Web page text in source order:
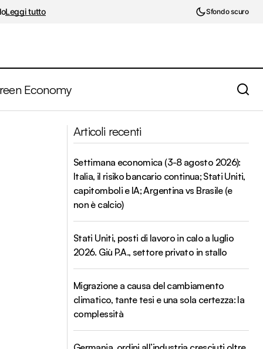
Leggi tutto Sfondo scuro
Economy
domanda interna un po' più debole?
Articoli recenti
Settimana economica (3-8 agosto 2026):
Italia, il risiko bancario continua; Stati Uniti,
capitomboli e IA; Argentina vs Brasile (e
non è calcio)
Stati Uniti, posti di lavoro in calo a luglio
2026. Giù P.A., settore privato in stallo
Migrazione a causa del cambiamento
climatico, tante tesi e una sola certezza: la
complessità